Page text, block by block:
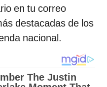
en tu correo
destacadas de los
nacional.